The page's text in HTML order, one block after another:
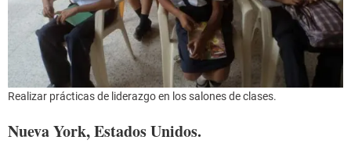
Realizar prácticas de liderazgo en los salones de clases.
Nueva York, Estados Unidos.